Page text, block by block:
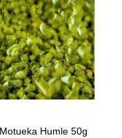
Motueka Humle 50g